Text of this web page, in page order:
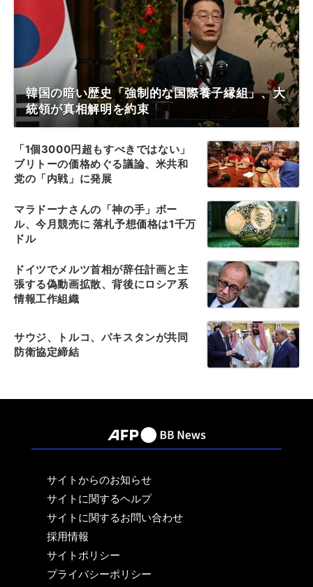
韓国の暗い歴史「強制的な国際養子縁組」、大
統領が真相解明を約束
「1個3000円超もすべきではない」
ブリトーの価格めぐる議論、米共和
党の「内戦」に発展
マラドーナさんの「神の手」ボー
ル、今月競売に 落札予想価格は1千万
ドル
ドイツでメルツ首相が辞任計画と主
張する偽動画拡散、背後にロシア系
情報工作組織
サウジ、トルコ、パキスタンが共同
防衛協定締結
サイトからのお知らせ
サイトに関するヘルプ
サイトに関するお問い合わせ
採用情報
サイトポリシー
プライバシーポリシー